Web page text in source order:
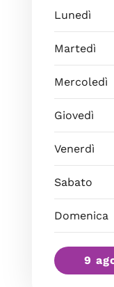
Lunedì
Martedì
Mercoledì
Giovedì
Venerdì
Sabato
Domenica
9